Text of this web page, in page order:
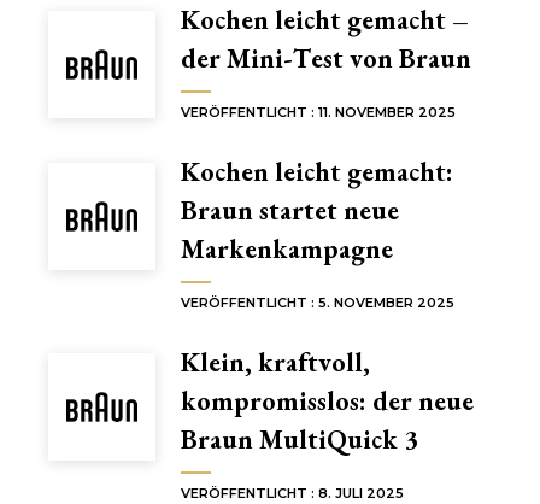
VERÖFFENTLICHT : 11. NOVEMBER 2025
Kochen leicht gemacht –
der Mini-Test von Braun
VERÖFFENTLICHT : 5. NOVEMBER 2025
Kochen leicht gemacht:
Braun startet neue
Markenkampagne
VERÖFFENTLICHT : 8. JULI 2025
Klein, kraftvoll,
kompromisslos: der neue
Braun MultiQuick 3